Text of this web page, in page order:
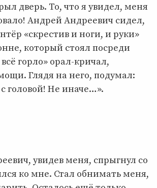
дверь. То, что я увидел, меня
Андрей Андреевич сидел,
«скрестив и ноги, и руки»
который стоял посреди
горло» орал-кричал,
Глядя на него, подумал:
головой! Не иначе…».
увидев меня, спрыгнул со
ко мне. Стал обнимать меня,